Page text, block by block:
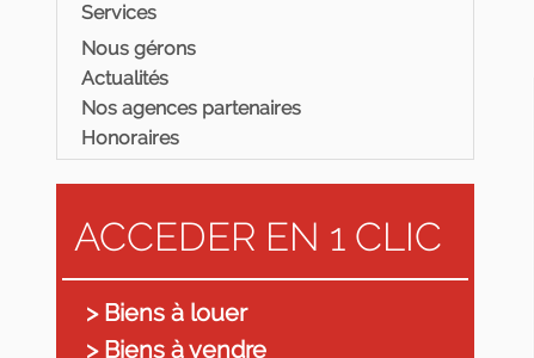
Services
Nous gérons
Actualités
Nos agences partenaires
Honoraires
ACCEDER EN 1 CLIC
> Biens à louer
> Biens à vendre